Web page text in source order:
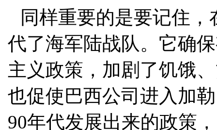
同样重要的是要记住
代了海军陆战队。它确
主义政策，加剧了饥饿
也促使巴西公司进入加
90年代发展出来的政策